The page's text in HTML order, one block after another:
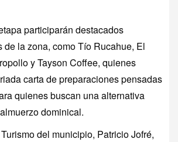
participarán destacados
de la zona, como Tío Rucahue, El
y Tayson Coffee, quienes
carta de preparaciones pensadas
quienes buscan una alternativa
dominical.
del municipio, Patricio Jofré,